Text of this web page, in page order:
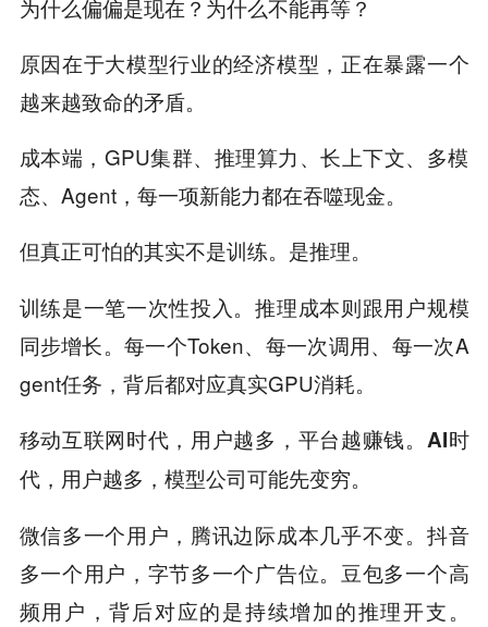
为什么偏偏是现在？为什么不能再等？
原因在于大模型行业的经济模型，正在暴露一个
越来越致命的矛盾。
成本端，GPU集群、推理算力、长上下文、多模
态、Agent，每一项新能力都在吞噬现金。
但真正可怕的其实不是训练。是推理。
训练是一笔一次性投入。推理成本则跟用户规模
同步增长。每一个Token、每一次调用、每一次A
gent任务，背后都对应真实GPU消耗。
移动互联网时代，用户越多，平台越赚钱。AI时
代，用户越多，模型公司可能先变穷。
微信多一个用户，腾讯边际成本几乎不变。抖音
多一个用户，字节多一个广告位。豆包多一个高
频用户，背后对应的是持续增加的推理开支。